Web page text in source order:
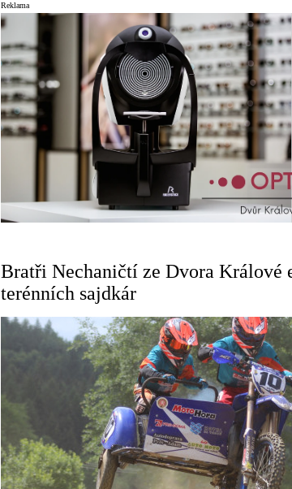
Reklama
Bratři Nechaničtí ze Dvora Králové
terénních sajdkár